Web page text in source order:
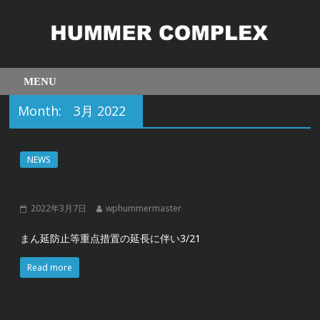
Month: 3月 2022
NEWS
2022年3月7日 wphummermaster
まん延防止等重点措置の延長に伴い3/21
Read more